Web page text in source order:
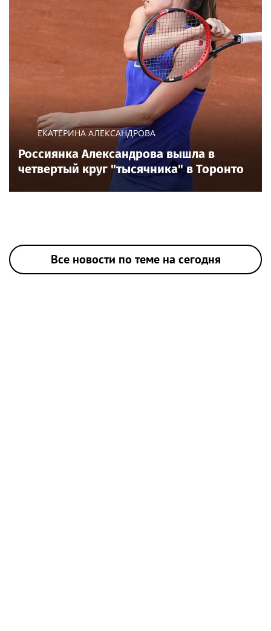
ЕКАТЕРИНА АЛЕКСАНДРОВА
Россиянка Александрова вышла в
четвертый круг "тысячника" в Торонто
Все новости по теме на сегодня